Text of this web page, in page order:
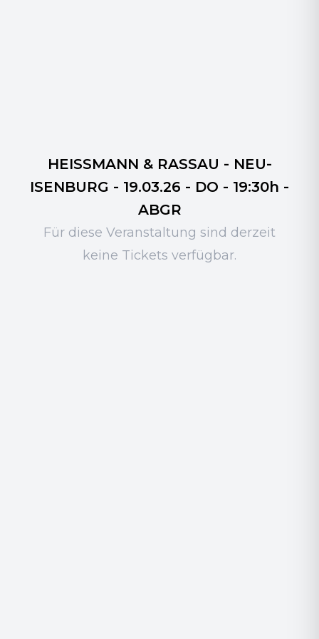
HEISSMANN & RASSAU - NEU-
ISENBURG - 19.03.26 - DO - 19:30h -
ABGR
Für diese Veranstaltung sind derzeit
keine Tickets verfügbar.